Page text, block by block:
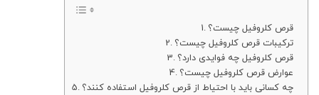
قرص کلروفیل چیست؟
ترکیبات قرص کلروفیل چیست؟
قرص کلروفیل چه فوایدی دارد؟
عوارض قرص کلروفیل چیست؟
چه کسانی باید با احتیاط از قرص کلروفیل استفاده کنند؟